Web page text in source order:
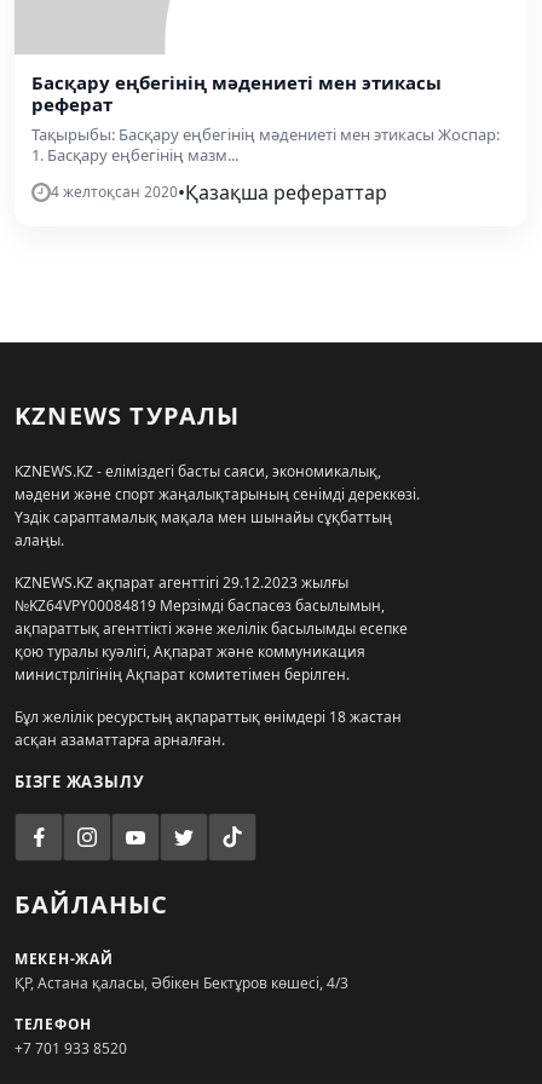
Басқару еңбегінің мәдениеті мен этикасы
реферат
Тақырыбы: Басқару еңбегінің мәдениеті мен этикасы Жоспар:
1. Басқару еңбегінің мазм...
4 желтоқсан 2020•Қазақша рефераттар
KZNEWS ТУРАЛЫ
KZNEWS.KZ - еліміздегі басты саяси, экономикалық,
мәдени және спорт жаңалықтарының сенімді дереккөзі.
Үздік сараптамалық мақала мен шынайы сұқбаттың
алаңы.
KZNEWS.KZ ақпарат агенттігі 29.12.2023 жылғы
№KZ64VPY00084819 Мерзімді баспасөз басылымын,
ақпараттық агенттікті және желілік басылымды есепке
қою туралы куәлігі, Ақпарат және коммуникация
министрлігінің Ақпарат комитетімен берілген.
Бұл желілік ресурстың ақпараттық өнімдері 18 жастан
асқан азаматтарға арналған.
БІЗГЕ ЖАЗЫЛУ
БАЙЛАНЫС
МЕКЕН-ЖАЙ
ҚР, Астана қаласы, Әбікен Бектұров көшесі, 4/3
ТЕЛЕФОН
+7 701 933 8520